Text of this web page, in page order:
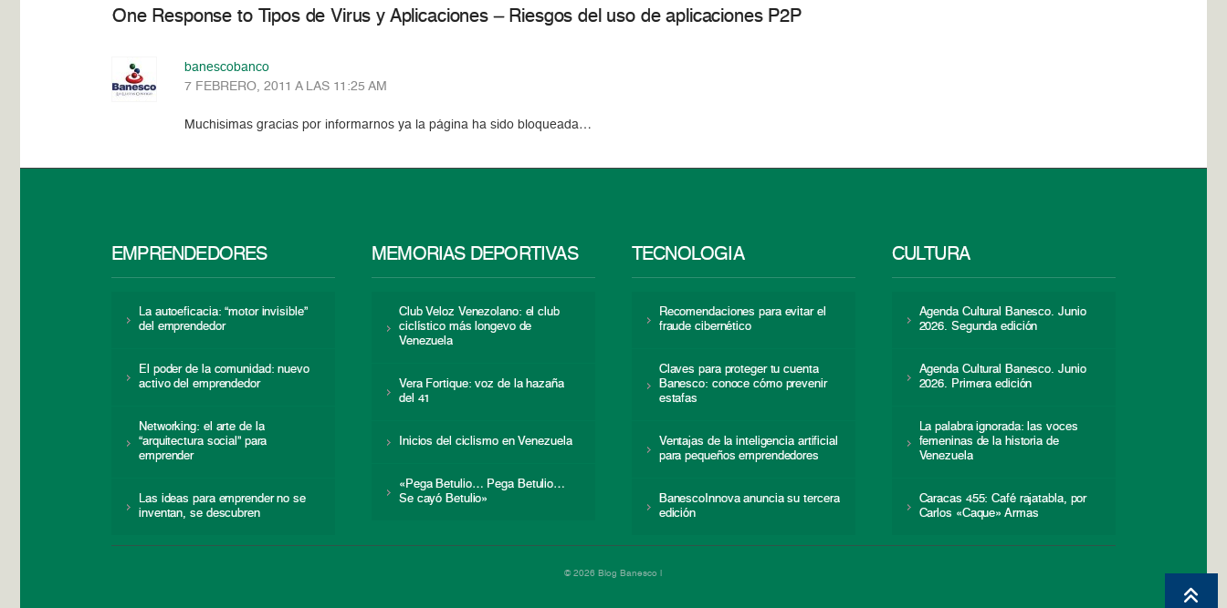
One Response to Tipos de Virus y Aplicaciones – Riesgos del uso de aplicaciones P2P
banescobanco
7 FEBRERO, 2011 A LAS 11:25 AM
Muchisimas gracias por informarnos ya la página ha sido bloqueada…
EMPRENDEDORES
La autoeficacia: “motor invisible”
del emprendedor
El poder de la comunidad: nuevo
activo del emprendedor
Networking: el arte de la
“arquitectura social” para
emprender
Las ideas para emprender no se
inventan, se descubren
MEMORIAS DEPORTIVAS
Club Veloz Venezolano: el club
ciclístico más longevo de
Venezuela
Vera Fortique: voz de la hazaña
del 41
Inicios del ciclismo en Venezuela
«Pega Betulio… Pega Betulio…
Se cayó Betulio»
TECNOLOGÍA
Recomendaciones para evitar el
fraude cibernético
Claves para proteger tu cuenta
Banesco: conoce cómo prevenir
estafas
Ventajas de la inteligencia artificial
para pequeños emprendedores
BanescoInnova anuncia su tercera
edición
CULTURA
Agenda Cultural Banesco. Junio
2026. Segunda edición
Agenda Cultural Banesco. Junio
2026. Primera edición
La palabra ignorada: las voces
femeninas de la historia de
Venezuela
Caracas 455: Café rajatabla, por
Carlos «Caque» Armas
© 2026 Blog Banesco |